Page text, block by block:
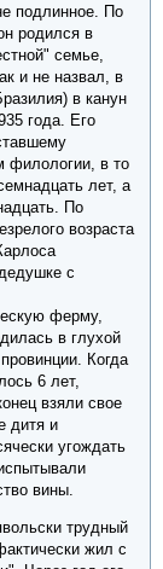
подлинное. По
родился в
семье,
и не назвал, в
в канун
года. Его
филологии, в то
лет, а
По
возраста
с
ферму,
в глухой
Когда
6 лет,
взяли свое
дитя и
угождать
вины.
трудный
жил с